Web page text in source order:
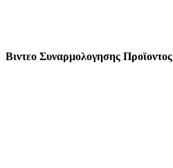
Βιντεο Συναρμολογησης Προϊοντος